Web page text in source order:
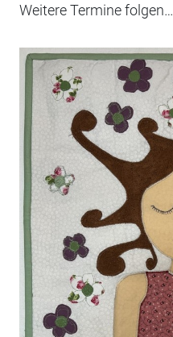
Weitere Termine folgen…